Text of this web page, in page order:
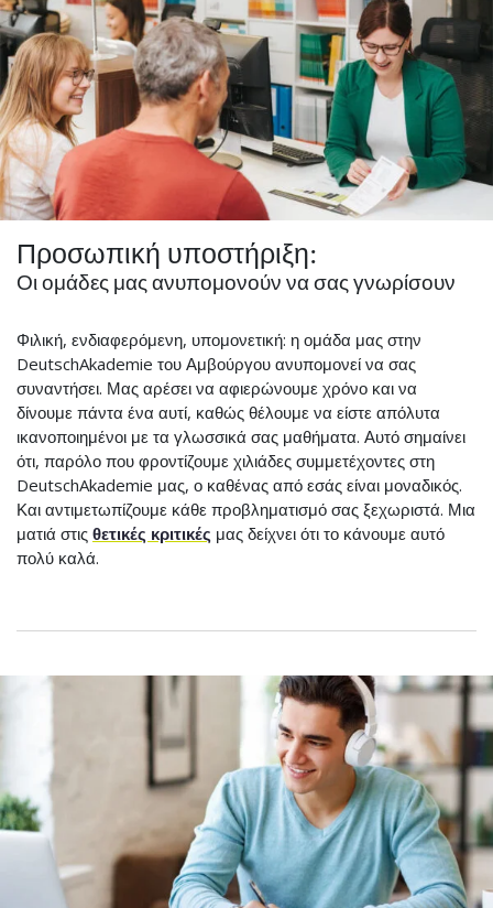
Προσωπική υποστήριξη:
Οι ομάδες μας ανυπομονούν να σας γνωρίσουν
Φιλική, ενδιαφερόμενη, υπομονετική: η ομάδα μας στην
DeutschAkademie του Αμβούργου ανυπομονεί να σας
συναντήσει. Μας αρέσει να αφιερώνουμε χρόνο και να
δίνουμε πάντα ένα αυτί, καθώς θέλουμε να είστε απόλυτα
ικανοποιημένοι με τα γλωσσικά σας μαθήματα. Αυτό σημαίνει
ότι, παρόλο που φροντίζουμε χιλιάδες συμμετέχοντες στη
DeutschAkademie μας, ο καθένας από εσάς είναι μοναδικός.
Και αντιμετωπίζουμε κάθε προβληματισμό σας ξεχωριστά. Μια
ματιά στις θετικές κριτικές μας δείχνει ότι το κάνουμε αυτό
πολύ καλά.